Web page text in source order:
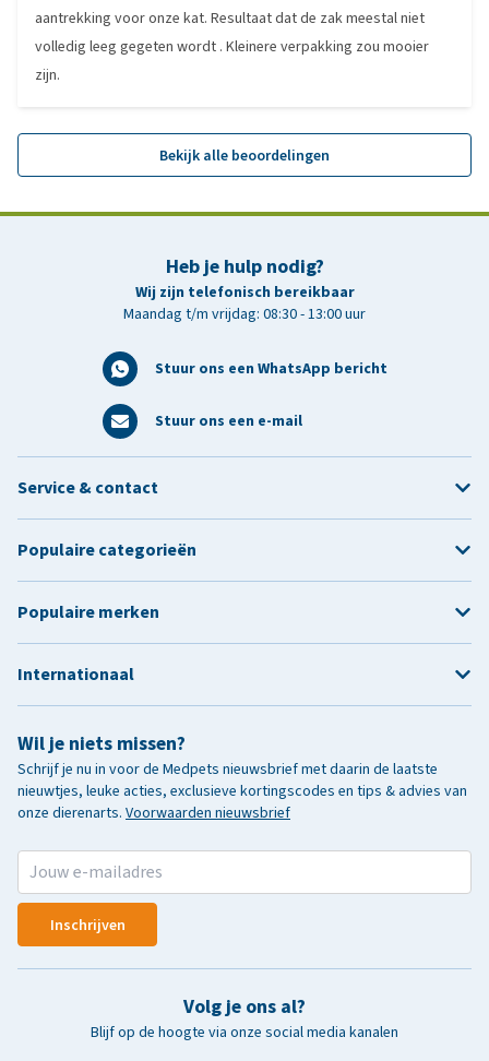
aantrekking voor onze kat. Resultaat dat de zak meestal niet
volledig leeg gegeten wordt . Kleinere verpakking zou mooier
zijn.
Bekijk alle beoordelingen
Heb je hulp nodig?
Wij zijn telefonisch bereikbaar
Maandag t/m vrijdag: 08:30 - 13:00 uur
Stuur ons een WhatsApp bericht
Stuur ons een e-mail
Wil je niets missen?
Schrijf je nu in voor de Medpets nieuwsbrief met daarin de laatste
nieuwtjes, leuke acties, exclusieve kortingscodes en tips & advies van
onze dierenarts. Voorwaarden nieuwsbrief
Inschrijven
Volg je ons al?
Blijf op de hoogte via onze social media kanalen
Service & contact
Populaire categorieën
Populaire merken
Internationaal